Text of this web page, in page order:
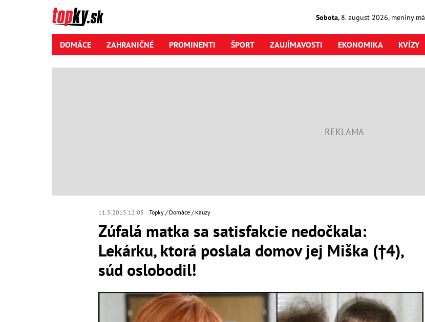
Sobota, 8. august2026, meniny má
DOMÁCE ZAHRANIČNÉ PROMINENTI ŠPORT ZAUJÍMAVOSTI EKONOMIKA KVÍZY
11.5.2015 12:05 Topky Domáce Kauzy
Zúfalá matka sa satisfakcie nedočkala:
Lekárku, ktorá poslala domov jej Miška (†4),
súd oslobodil!